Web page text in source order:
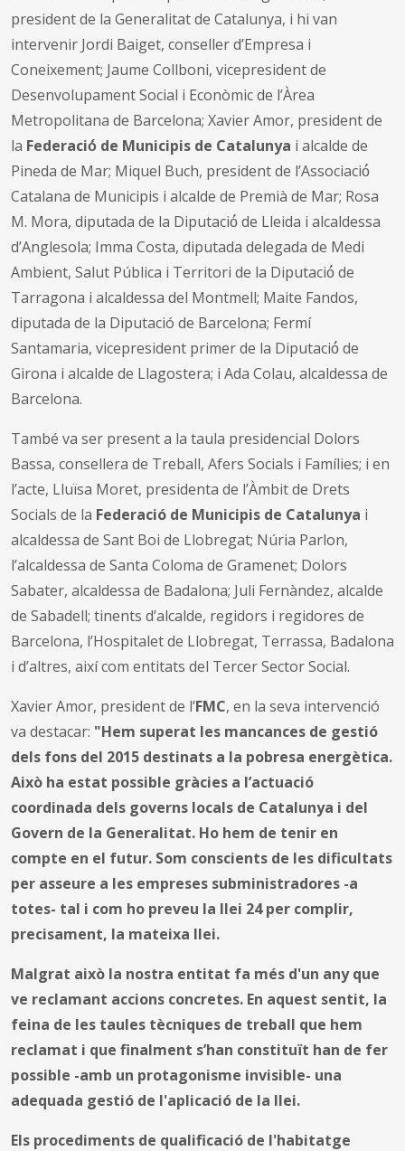
president de la Generalitat de Catalunya, i hi van
intervenir Jordi Baiget, conseller d’Empresa i
Coneixement; Jaume Collboni, vicepresident de
Desenvolupament Social i Econòmic de l’Àrea
Metropolitana de Barcelona; Xavier Amor, president de
la Federació́ de Municipis de Catalunya i alcalde de
Pineda de Mar; Miquel Buch, president de l’Associació́
Catalana de Municipis i alcalde de Premià de Mar; Rosa
M. Mora, diputada de la Diputació́ de Lleida i alcaldessa
d’Anglesola; Imma Costa, diputada delegada de Medi
Ambient, Salut Pública i Territori de la Diputació́ de
Tarragona i alcaldessa del Montmell; Maite Fandos,
diputada de la Diputació de Barcelona; Fermí
Santamaria, vicepresident primer de la Diputació́ de
Girona i alcalde de Llagostera; i Ada Colau, alcaldessa de
Barcelona.
També va ser present a la taula presidencial Dolors
Bassa, consellera de Treball, Afers Socials i Famílies; i en
l’acte, Lluïsa Moret, presidenta de l’Àmbit de Drets
Socials de la Federació de Municipis de Catalunya i
alcaldessa de Sant Boi de Llobregat; Núria Parlon,
l’alcaldessa de Santa Coloma de Gramenet; Dolors
Sabater, alcaldessa de Badalona; Juli Fernàndez, alcalde
de Sabadell; tinents d’alcalde, regidors i regidores de
Barcelona, l’Hospitalet de Llobregat, Terrassa, Badalona
i d’altres, així com entitats del Tercer Sector Social.
Xavier Amor, president de l’FMC, en la seva intervenció
va destacar: "Hem superat les mancances de gestió
dels fons del 2015 destinats a la pobresa energètica.
Això ha estat possible gràcies a l’actuació
coordinada dels governs locals de Catalunya i del
Govern de la Generalitat. Ho hem de tenir en
compte en el futur. Som conscients de les dificultats
per asseure a les empreses subministradores -a
totes- tal i com ho preveu la llei 24 per complir,
precisament, la mateixa llei.
Malgrat això la nostra entitat fa més d'un any que
ve reclamant accions concretes. En aquest sentit, la
feina de les taules tècniques de treball que hem
reclamat i que finalment s’han constituït han de fer
possible -amb un protagonisme invisible- una
adequada gestió de l'aplicació de la llei.
Els procediments de qualificació de l'habitatge